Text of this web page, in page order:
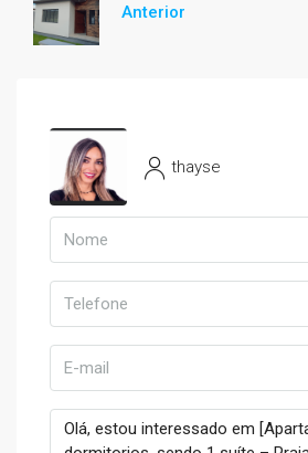
Anterior
thayse